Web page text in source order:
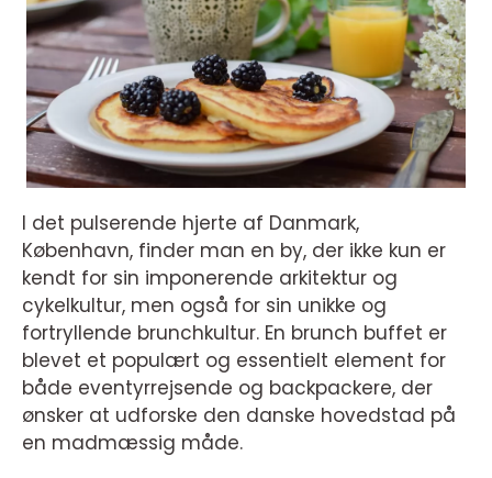
I det pulserende hjerte af Danmark,
København, finder man en by, der ikke kun er
kendt for sin imponerende arkitektur og
cykelkultur, men også for sin unikke og
fortryllende brunchkultur. En brunch buffet er
blevet et populært og essentielt element for
både eventyrrejsende og backpackere, der
ønsker at udforske den danske hovedstad på
en madmæssig måde.